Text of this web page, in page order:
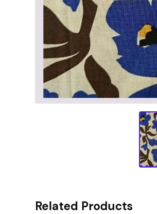
Related Products